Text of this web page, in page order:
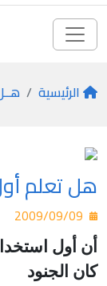
الرئيسية
هل تعلم
أن أول
كان الجنود